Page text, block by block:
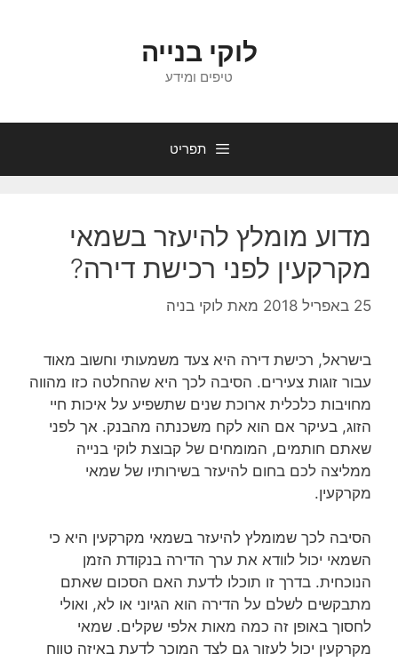
לוקי בנייה
טיפים ומידע
תפריט
מדוע מומלץ להיעזר בשמאי
מקרקעין לפני רכישת דירה?
25 באפריל 2018 מאת לוקי בניה
בישראל, רכישת דירה היא צעד משמעותי וחשוב מאוד
עבור זוגות צעירים. הסיבה לכך היא שהחלטה כזו מהווה
מחויבות כלכלית ארוכת שנים שתשפיע על איכות חיי
הזוג, בעיקר אם הוא לקח משכנתה מהבנק. אך לפני
שאתם חותמים, המומחים של קבוצת לוקי בנייה
ממליצה לכם בחום להיעזר בשירותיו של שמאי
מקרקעין.
הסיבה לכך שמומלץ להיעזר בשמאי מקרקעין היא כי
השמאי יכול לוודא את ערך הדירה בנקודת הזמן
הנוכחית. בדרך זו תוכלו לדעת האם הסכום שאתם
מתבקשים לשלם על הדירה הוא הגיוני או לא, ואולי
לחסוך באופן זה כמה מאות אלפי שקלים. שמאי
מקרקעין יכול לעזור גם לצד המוכר לדעת באיזה טווח